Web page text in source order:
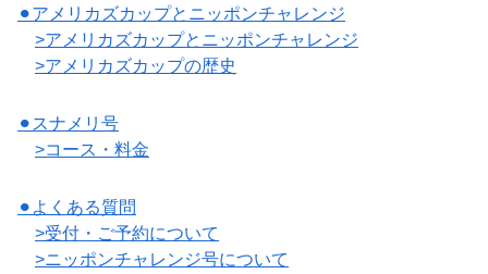
⚫︎アメリカズカップとニッポンチャレンジ
>アメリカズカップとニッポンチャレンジ
>アメリカズカップの歴史
⚫︎スナメリ号
>コース・料金
⚫︎よくある質問
>受付・ご予約について
>ニッポンチャレンジ号について